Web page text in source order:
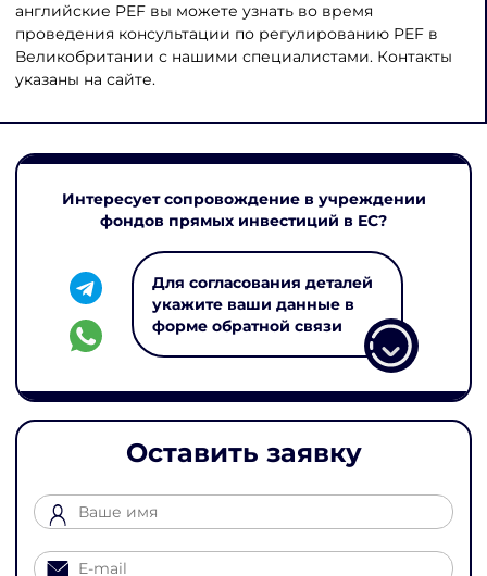
английские PEF вы можете узнать во время
проведения консультации по регулированию PEF в
Великобритании с нашими специалистами. Контакты
указаны на сайте.
Интересует сопровождение в учреждении
фондов прямых инвестиций в ЕС?
Для согласования деталей
укажите ваши данные в
форме обратной связи
Оставить заявку